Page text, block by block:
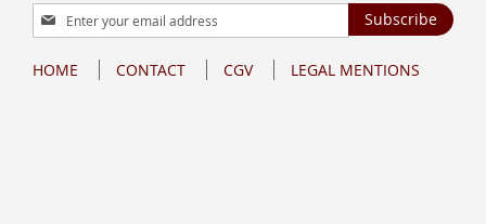
Sign
Up
Our
Subscribe
HOME CONTACT CGV LEGAL MENTIONS